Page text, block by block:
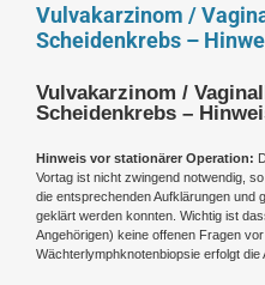
Vulvakarzinom /
Scheidenkrebs –
Vulvakarzinom /
Scheidenkrebs –
Hinweis vor stationärer Operation:
Vortag ist nicht zwingend notwendig, so
die entsprechenden Aufklärungen und
geklärt werden konnten. Wichtig ist
Angehörigen) keine offenen Fragen
Wächterlymphknotenbiopsie erfolgt die